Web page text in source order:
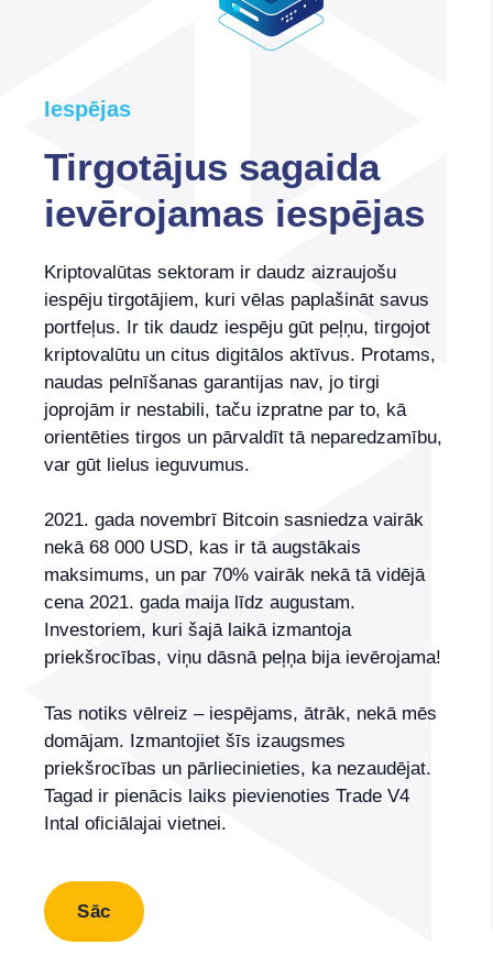
Iespējas
Tirgotājus sagaida
ievērojamas iespējas
Kriptovalūtas sektoram ir daudz aizraujošu
iespēju tirgotājiem, kuri vēlas paplašināt savus
portfeļus. Ir tik daudz iespēju gūt peļņu, tirgojot
kriptovalūtu un citus digitālos aktīvus. Protams,
naudas pelnīšanas garantijas nav, jo tirgi
joprojām ir nestabili, taču izpratne par to, kā
orientēties tirgos un pārvaldīt tā neparedzamību,
var gūt lielus ieguvumus.
2021. gada novembrī Bitcoin sasniedza vairāk
nekā 68 000 USD, kas ir tā augstākais
maksimums, un par 70% vairāk nekā tā vidējā
cena 2021. gada maija līdz augustam.
Investoriem, kuri šajā laikā izmantoja
priekšrocības, viņu dāsnā peļņa bija ievērojama!
Tas notiks vēlreiz – iespējams, ātrāk, nekā mēs
domājam. Izmantojiet šīs izaugsmes
priekšrocības un pārliecinieties, ka nezaudējat.
Tagad ir pienācis laiks pievienoties Trade V4
Intal oficiālajai vietnei.
Sāc